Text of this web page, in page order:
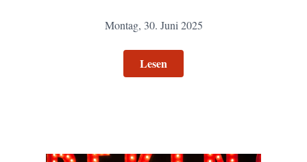
Montag, 30. Juni 2025
Lesen